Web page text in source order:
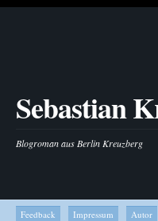
Sebastian
Blogroman aus Berlin Kreuzberg
Feedback Impressum Autor